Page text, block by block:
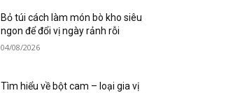
Bỏ túi cách làm món bò kho siêu
ngon để đổi vị ngày rảnh rỗi
04/08/2026
Tìm hiểu về bột cam – loại gia vị